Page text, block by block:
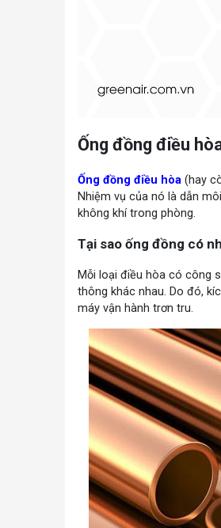
Ống đồng điều
Ống đồng điều hòa (hay
Nhiệm vụ của nó là dẫn
không khí trong phòng.
Tại sao ống đồng có
Mỗi loại điều hòa có công
thông khác nhau. Do đó,
máy vận hành trơn tru.